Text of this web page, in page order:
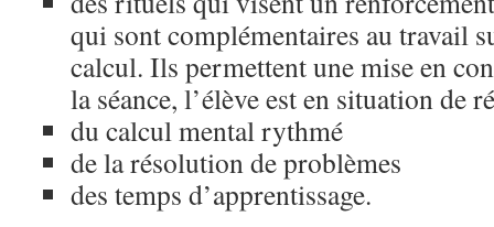
qui sont complémentaires au travail
calcul. Ils permettent une mise en
la séance, l’élève est en situation de
du calcul mental rythmé
de la résolution de problèmes
des temps d’apprentissage.